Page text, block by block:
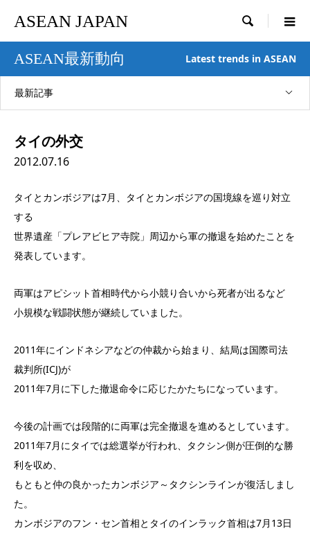
ASEAN JAPAN 
ASEAN最新動向 Latest trends in ASEAN
最新記事
タイの外交
2012.07.16
タイとカンボジアは7月、タイとカンボジアの国境線を巡り対立
する
世界遺産「プレアビヒア寺院」周辺から軍の撤退を始めたことを
発表しています。
両軍はアピシット首相時代から小競り合いから死者が出るなど
小規模な戦闘状態が継続していました。
2011年にインドネシアなどの仲裁から始まり、結局は国際司法
裁判所(ICJ)が
2011年7月に下した撤退命令に応じたかたちになっています。
今後の計画では段階的に両軍は完全撤退を進めるとしています。
2011年7月にタイでは総選挙が行われ、タクシン側が圧倒的な勝
利を収め、
もともと仲の良かったカンボジア～タクシンラインが復活しまし
た。
カンボジアのフン・セン首相とタイのインラック首相は7月13日